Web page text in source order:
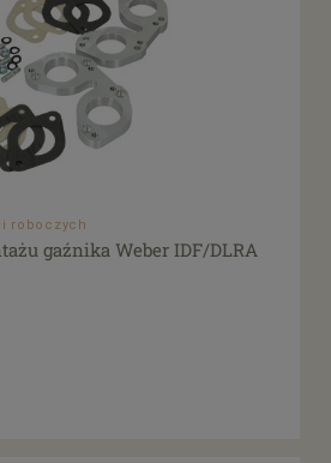
roboczych
gaźnika Weber IDF/DLRA